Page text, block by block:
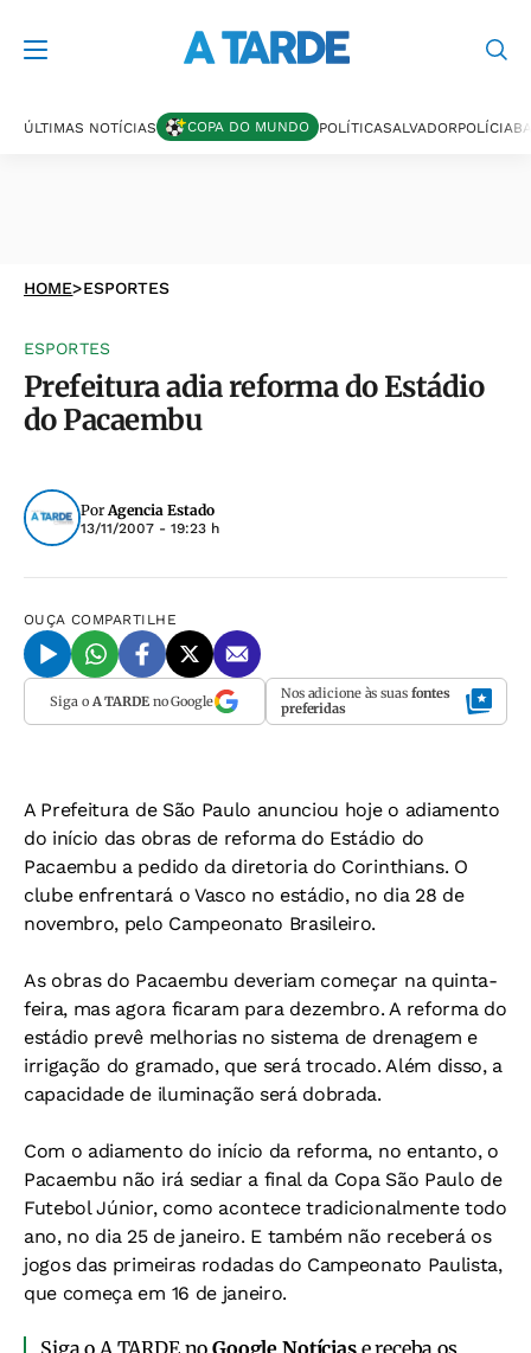
ÚLTIMAS NOTÍCIAS COPA DO MUNDO POLÍTICASALVADORPOLÍCIA
HOME>ESPORTES
ESPORTES
Prefeitura adia reforma do Estádio
do Pacaembu
PorAgencia Estado
13/11/2007 - 19:23 h
OUÇA COMPARTILHE
Siga o A TARDEno Google Nos adicione às suas fontes
preferidas
A Prefeitura de São Paulo anunciou hoje o adiamento
do início das obras de reforma do Estádio do
Pacaembu a pedido da diretoria do Corinthians. O
clube enfrentará o Vasco no estádio, no dia 28 de
novembro, pelo Campeonato Brasileiro.
As obras do Pacaembu deveriam começar na quinta-
feira, mas agora ficaram para dezembro. A reforma do
estádio prevê melhorias no sistema de drenagem e
irrigação do gramado, que será trocado. Além disso, a
capacidade de iluminação será dobrada.
Com o adiamento do início da reforma, no entanto, o
Pacaembu não irá sediar a final da Copa São Paulo de
Futebol Júnior, como acontece tradicionalmente todo
ano, no dia 25 de janeiro. E também não receberá os
jogos das primeiras rodadas do Campeonato Paulista,
que começa em 16 de janeiro.
Siga o A TARDE noGoogle Notíciase receba os